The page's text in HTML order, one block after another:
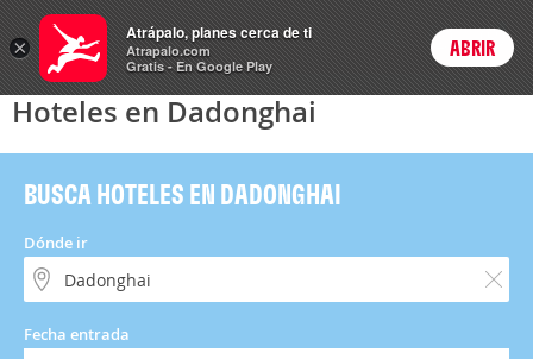
Hoteles Login
Hoteles en Dadonghai
BUSCA HOTELES EN DADONGHAI
Dónde ir
Fecha entrada
×
Atrápalo, planes cerca de ti
Atrapalo.com
Gratis - En Google Play
ABRIR